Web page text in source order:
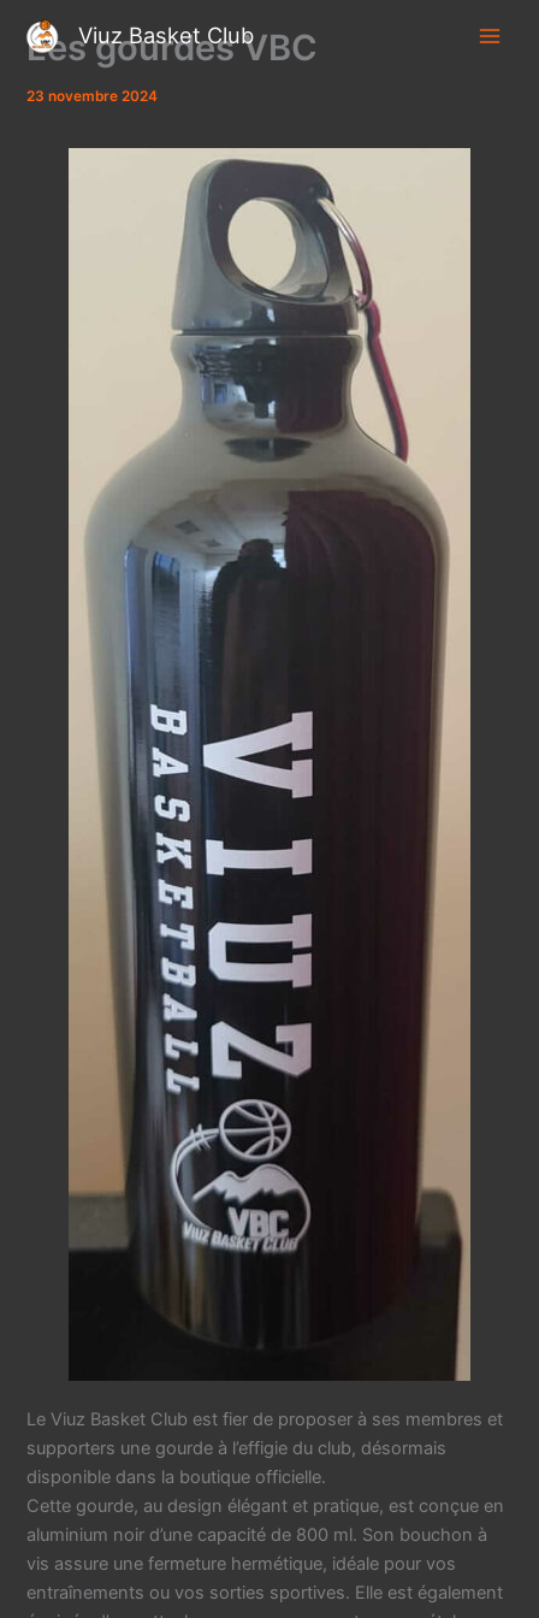
Viuz Basket Club
Les gourdes VBC
23 novembre 2024
Le Viuz Basket Club est fier de proposer à ses membres et
supporters une gourde à l’effigie du club, désormais
disponible dans la boutique officielle.
Cette gourde, au design élégant et pratique, est conçue en
aluminium noir d’une capacité de 800 ml. Son bouchon à
vis assure une fermeture hermétique, idéale pour vos
entraînements ou vos sorties sportives. Elle est également